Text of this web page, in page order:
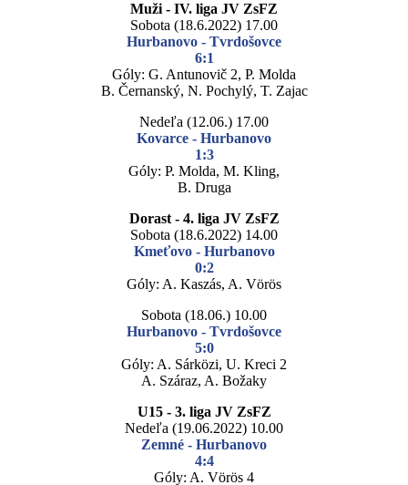
Muži - IV. liga JV ZsFZ
Sobota (18.6.2022) 17.00
Hurbanovo - Tvrdošovce
6:1
Góly: G. Antunovič 2, P. Molda
B. Černanský, N. Pochylý, T. Zajac
Nedeľa (12.06.) 17.00
Kovarce - Hurbanovo
1:3
Góly: P. Molda, M. Kling,
B. Druga
Dorast - 4. liga JV ZsFZ
Sobota (18.6.2022) 14.00
Kmeťovo - Hurbanovo
0:2
Góly: A. Kaszás, A. Vörös
Sobota (18.06.) 10.00
Hurbanovo - Tvrdošovce
5:0
Góly: A. Sárközi, U. Kreci 2
A. Száraz, A. Božaky
U15 - 3. liga JV ZsFZ
Nedeľa (19.06.2022) 10.00
Zemné - Hurbanovo
4:4
Góly: A. Vörös 4